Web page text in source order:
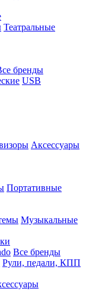
Театральные
бренды
USB
Аксессуары
Портативные
Музыкальные
Все бренды
Рули, педали, КПП